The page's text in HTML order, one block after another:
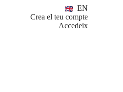
EN
Crea el teu compte
Accedeix